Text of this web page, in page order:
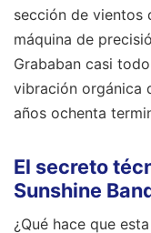
sección de vientos
máquina de
Grababan casi
vibración orgánica
años ochenta
El secreto
Sunshine
¿Qué hace que